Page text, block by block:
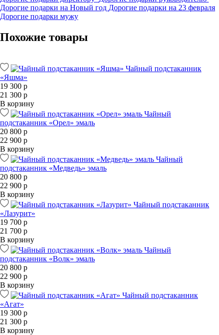
Дорогие подарки на Новый год Дорогие подарки на 23 февраля
Дорогие подарки мужу
Похожие товары
Чайный подстаканник
«Яшма»
19 300 р
21 300 р
В корзину
Чайный
подстаканник «Орел» эмаль
20 800 р
22 900 р
В корзину
Чайный
подстаканник «Медведь» эмаль
20 800 р
22 900 р
В корзину
Чайный подстаканник
«Лазурит»
19 700 р
21 700 р
В корзину
Чайный
подстаканник «Волк» эмаль
20 800 р
22 900 р
В корзину
Чайный подстаканник
«Агат»
19 300 р
21 300 р
В корзину